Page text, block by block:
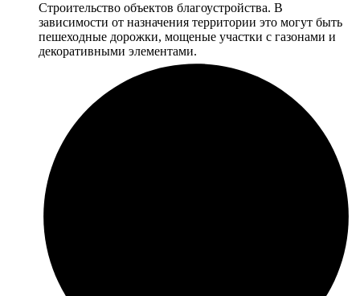
Строительство объектов благоустройства. В
зависимости от назначения территории это могут быть
пешеходные дорожки, мощеные участки с газонами и
декоративными элементами.